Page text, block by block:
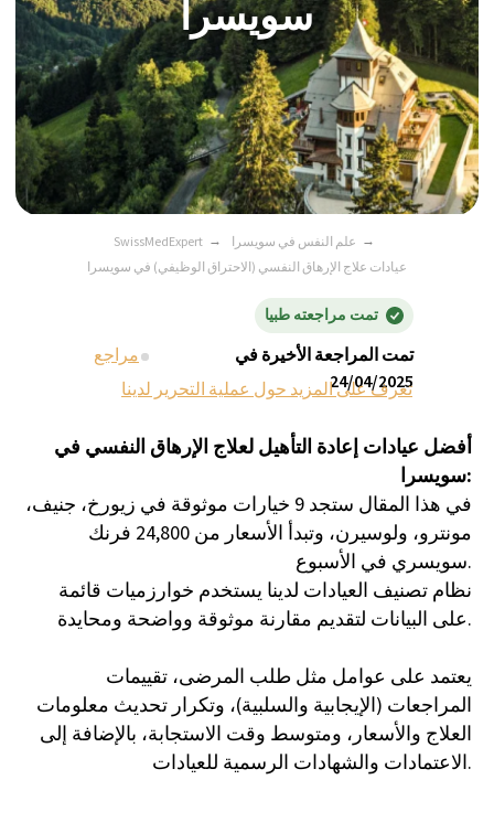
SwissMedExpert → علم النفس في سويسرا →
عيادات علاج الإرهاق النفسي (الاحتراق الوظيفي) في سويسرا
تمت مراجعته طبيا
تمت المراجعة الأخيرة في
24/04/2025
تعرف على المزيد حول عملية التحرير لدينا
مراجع
أفضل عيادات إعادة التأهيل لعلاج الإرهاق النفسي في
سويسرا:
في هذا المقال ستجد 9 خيارات موثوقة في زيورخ، جنيف،
مونترو، ولوسيرن، وتبدأ الأسعار من 24,800 فرنك
سويسري في الأسبوع.
نظام تصنيف العيادات لدينا يستخدم خوارزميات قائمة
على البيانات لتقديم مقارنة موثوقة وواضحة ومحايدة.
يعتمد على عوامل مثل طلب المرضى، تقييمات
المراجعات (الإيجابية والسلبية)، وتكرار تحديث معلومات
العلاج والأسعار، ومتوسط وقت الاستجابة، بالإضافة إلى
الاعتمادات والشهادات الرسمية للعيادات.
أكثر دول العالم ثراءً وحرصًا على
الخصوصية، أصبحت نقطة جذب لعلاج
الإدمان والصحة النفسيةالفاخر.